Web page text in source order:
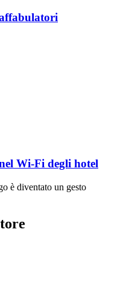
Wi-Fi degli hotel
è diventato un gesto